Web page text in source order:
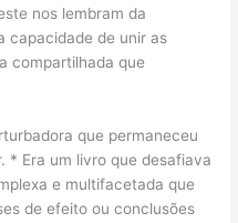
nos lembram da
capacidade de unir as
compartilhada que
que permaneceu
* Era um livro que desafiava
e multifacetada que
de efeito ou conclusões